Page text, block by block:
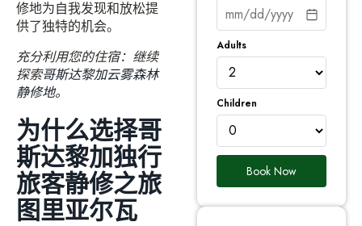
修地为自我发现和放松提
供了独特的机会。
充分利用您的住宿：继续
探索哥斯达黎加云雾森林
静修地。
为什么选择哥
斯达黎加独行
旅客静修之旅
图里亚尔瓦
Adults
Children
Book Now